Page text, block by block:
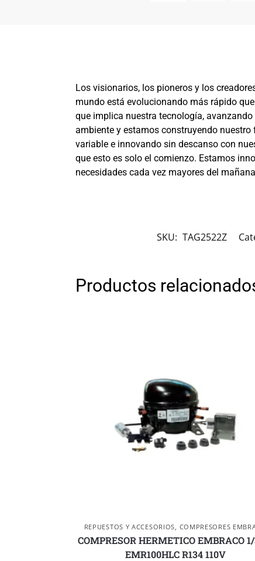
Los visionarios, los pioneros y los
mundo está evolucionando más rápido
que implica nuestra tecnología,
ambiente y estamos construyendo
variable e innovando sin descanso con
que esto es solo el comienzo. Estamos
necesidades cada vez mayores del
SKU: TAG2522Z
Productos
REPUESTOS Y ACCESORIOS, COMPRESORES
COMPRESOR HERMETICO EMBRACO
EMR100HLC R134 110V